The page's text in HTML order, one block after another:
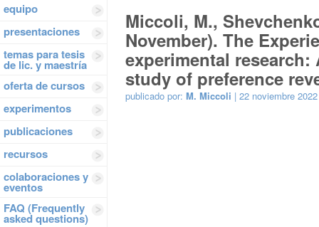
equipo
presentaciones
temas para tesis
de lic. y maestría
oferta de cursos
experimentos
publicaciones
recursos
colaboraciones y
eventos
FAQ (Frequently
asked questions)
Miccoli, M.,
November). The
experimental
study of preference
publicado por: M. Miccoli | 22 noviembre